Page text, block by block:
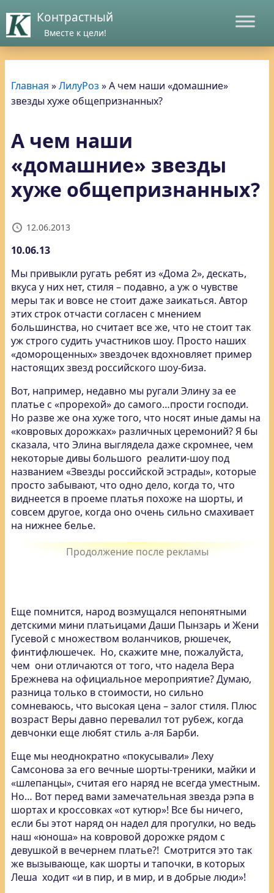
Контрастный
Вместе к цели!
Главная »ЛилуРоз »А чем наши «домашние»
звезды хуже общепризнанных?
А чем наши
«домашние» звезды
хуже общепризнанных?
12.06.2013
10.06.13
Мы привыкли ругать ребят из «Дома 2», дескать,
вкуса у них нет, стиля – подавно, а уж о чувстве
меры так и вовсе не стоит даже заикаться. Автор
этих строк отчасти согласен с мнением
большинства, но считает все же, что не стоит так
уж строго судить участников шоу. Просто наших
«доморощенных» звездочек вдохновляет пример
настоящих звезд российского шоу-биза.
Вот, например, недавно мы ругали Элину за ее
платье с «прорехой» до самого…прости господи.
Но разве же она хуже того, что носят иные дамы на
«ковровых дорожках» различных церемоний? Я бы
сказала, что Элина выглядела даже скромнее, чем
некоторые дивы большого реалити-шоу под
названием «Звезды российской эстрады», которые
просто забывают, что одно дело, когда то, что
виднеется в проеме платья похоже на шорты, и
совсем другое, когда оно очень сильно смахивает
на нижнее белье.
Еще помнится, народ возмущался непонятными
детскими мини платьицами Даши Пынзарь и Жени
Гусевой с множеством воланчиков, рюшечек,
финтифлюшечек. Но, скажите мне, пожалуйста,
чем они отличаются от того, что надела Вера
Брежнева на официальное мероприятие? Думаю,
разница только в стоимости, но сильно
сомневаюсь, что высокая цена – залог стиля. Плюс
возраст Веры давно перевалил тот рубеж, когда
девчонки еще любят стиль а-ля Барби.
Еще мы неоднократно «покусывали» Леху
Самсонова за его вечные шорты-треники, майки и
«шлепанцы», считая его наряд не всегда уместным.
Но… Вот перед вами замечательная звезда рэпа в
шортах и кроссовках «от кутюр»! Все бы ничего,
если бы этот наряд он надел для прогулки, но ведь
наш «юноша» на ковровой дорожке рядом с
девушкой в вечернем платье?! Смотрится это так
же вызывающе, как шорты и тапочки, в которых
Леша ходит «и в пир, и в мир, и в добрые люди»!